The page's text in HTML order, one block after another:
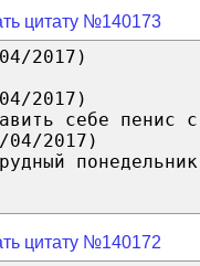
цитату №140173
2017)
2017)
себе пенис
2017)
цитату №140172